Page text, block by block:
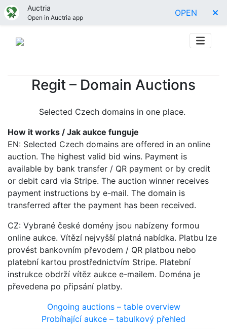
Auctria
Open in Auctria app OPEN
Regit – Domain Auctions
Selected Czech domains in one place.
How it works / Jak aukce funguje
EN: Selected Czech domains are offered in an online
auction. The highest valid bid wins. Payment is
available by bank transfer / QR payment or by credit
or debit card via Stripe. The auction winner receives
payment instructions by e-mail. The domain is
transferred after the payment has been received.
CZ: Vybrané české domény jsou nabízeny formou
online aukce. Vítězí nejvyšší platná nabídka. Platbu lze
provést bankovním převodem / QR platbou nebo
platební kartou prostřednictvím Stripe. Platební
instrukce obdrží vítěz aukce e-mailem. Doména je
převedena po připsání platby.
Ongoing auctions – table overview
Probíhající aukce – tabulkový přehled